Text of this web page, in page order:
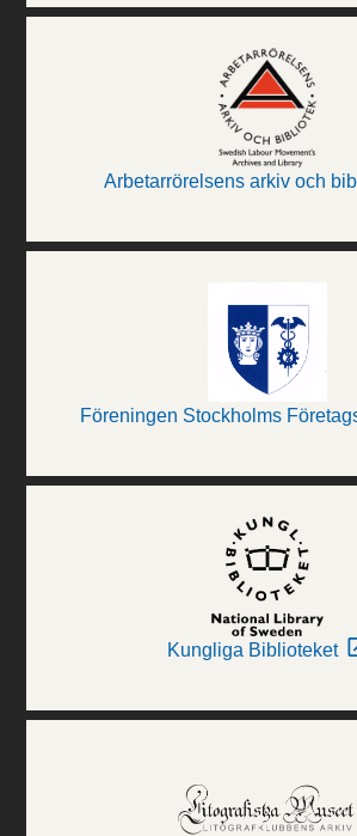
Arbetarrörelsens arkiv och
Föreningen Stockholms
Kungliga Biblioteket